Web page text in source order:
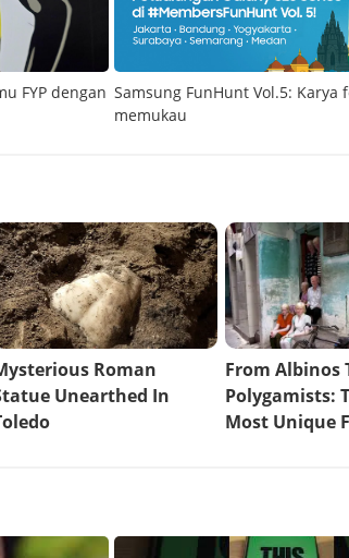
FYP dengan Samsung FunHunt Vol.5: Karya
memukau